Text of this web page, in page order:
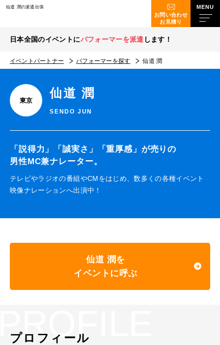
仙道 潤の派遣出張
お問い合わせ
お見積り
日本全国のイベントにパフォーマーを派遣 します！
イベントパートナー パフォーマーを探す 仙道 潤
東京
仙道 潤
SENDO JUN
「説得力」「誠実さ」「重厚感」が売りの
男性MC兼ナレーター。
テレビやラジオの番組やCMをはじめ、数多くの各種イベント
映像ナレーションへ出演中！
仙道 潤を
イベントに呼ぶ
プロフィール